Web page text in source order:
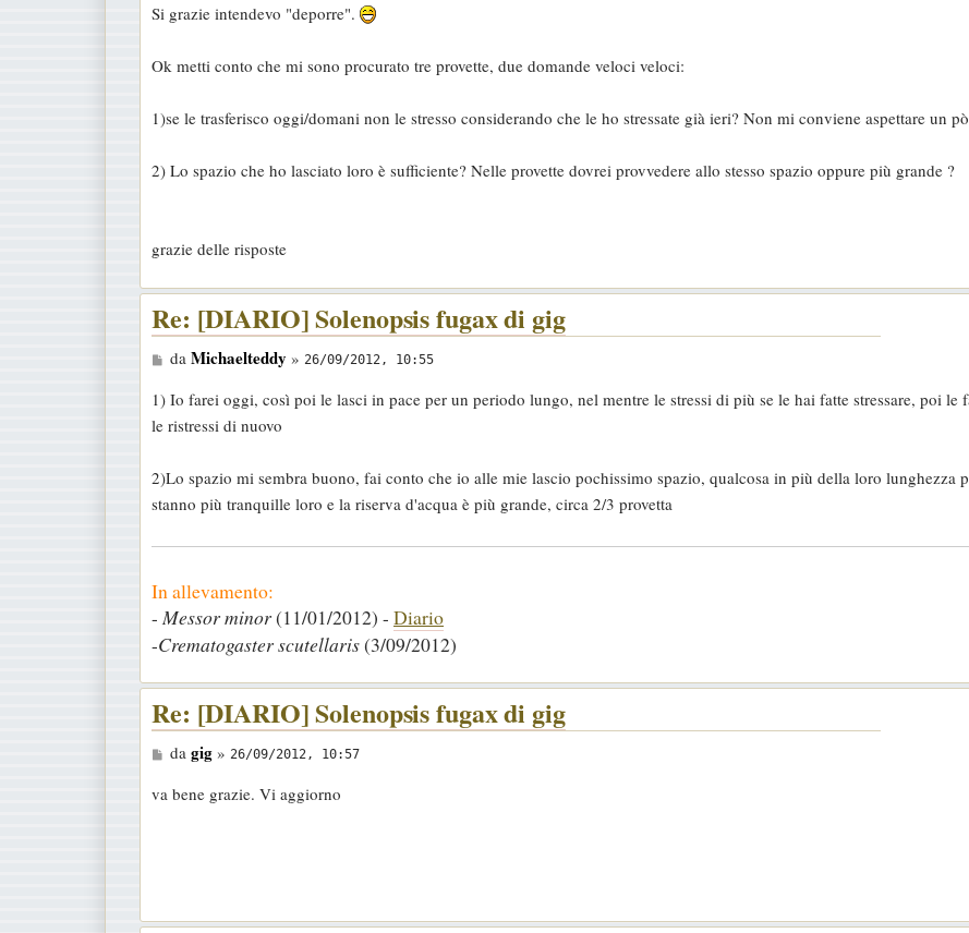
a
g
o
Si grazie intendevo "deporre".
Ok metti conto che mi sono procurato tre provette, due domande veloci veloci:
1)se le trasferisco oggi/domani non le stresso considerando che le ho stressate già ieri? Non mi conviene aspettare un
2) Lo spazio che ho lasciato loro è sufficiente? Nelle provette dovrei provvedere allo stesso spazio oppure più grande ?
grazie delle risposte
Re: [DIARIO] Solenopsis fugax di gig
M
s
s
g
g
da Michaelteddy » 26/09/2012, 10:55
1) Io farei oggi, così poi le lasci in pace per un periodo lungo, nel mentre le stressi di più se le hai fatte stressare, poi le
le ristressi di nuovo
2)Lo spazio mi sembra buono, fai conto che io alle mie lascio pochissimo spazio, qualcosa in più della loro lunghezza
stanno più tranquille loro e la riserva d'acqua è più grande, circa 2/3 provetta
In allevamento:
- Messor minor(11/01/2012) - Diario
-Crematogaster scutellaris(3/09/2012)
Re: [DIARIO] Solenopsis fugax di gig
M
s
da gig» 26/09/2012, 10:57
va bene grazie. Vi aggiorno